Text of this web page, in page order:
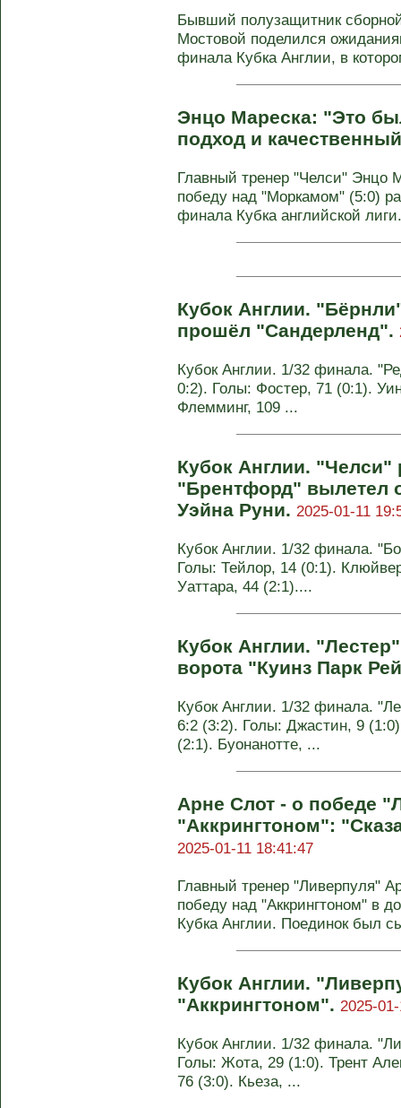
Бывший полузащитник
Мостовой поделился
финала Кубка Англии, в
Энцо Мареска: "Это
подход и
Главный тренер "Челси" Энцо
победу над "Моркамом" (5:0)
финала Кубка английской
Кубок Англии.
прошёл "Сандерленд".
Кубок Англии. 1/32 финала.
0:2). Голы: Фостер, 71 (0:1).
Флемминг, 109 ...
Кубок Англии.
"Брентфорд" вылетел
Уэйна Руни. 2025-01-11
Кубок Англии. 1/32 финала.
Голы: Тейлор, 14 (0:1).
Уаттара, 44 (2:1)....
Кубок Англии.
ворота "Куинз Парк
Кубок Англии. 1/32 финала.
6:2 (3:2). Голы: Джастин, 9
(2:1). Буонанотте, ...
Арне Слот - о победе
"Аккрингтоном":
2025-01-11 18:41:47
Главный тренер "Ливерпуля"
победу над "Аккрингтоном" в
Кубка Англии. Поединок был
Кубок Англии.
"Аккрингтоном". 2025-
Кубок Англии. 1/32 финала.
Голы: Жота, 29 (1:0). Трент
76 (3:0). Кьеза, ...